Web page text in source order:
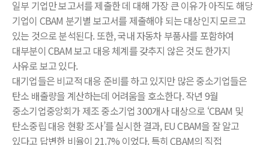
일부 기업만 보고서를 제출한 데 대해 가장 큰 이유가 아직도 해당
기업이 CBAM 분기별 보고서를 제출해야 되는 대상인지 모르고
있는 것으로 분석된다. 또한, 국내 자동차 부품사를 포함하여
대부분이 CBAM 보고 대응 체계를 갖추지 않은 것도 한가지
사유로 보고 있다.
대기업들은 비교적 대응 준비를 하고 있지만 많은 중소기업들은
탄소 배출량을 계산하는데 어려움을 호소한다. 작년 9월
중소기업중앙회가 제조 중소기업 300개사 대상으로 ‘CBAM 및
탄소중립 대응 현황 조사’를 실시한 결과, EU CBAM을 잘 알고
있다고 답변한 비율이 21.7% 이었다. 특히 CBAM의 직접